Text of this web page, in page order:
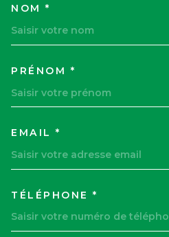
NOM *
PRÉNOM *
EMAIL *
TÉLÉPHONE *